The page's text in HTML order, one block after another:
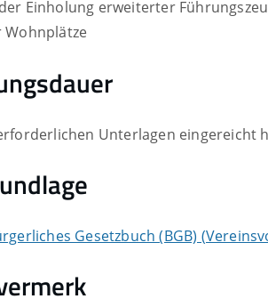
Einholung erweiterter
Wohnplätze
Unterlagen
Gesetzbuch (BGB)